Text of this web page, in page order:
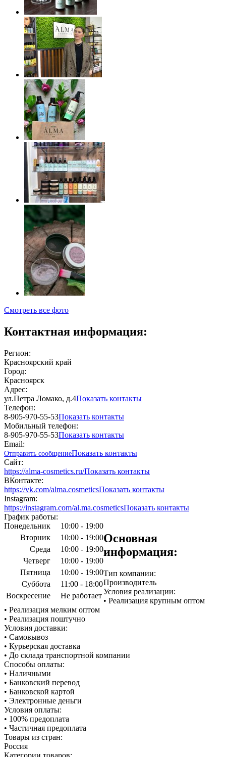
Смотреть все фото
Контактная информация:
Регион:
Красноярский край
Город:
Красноярск
Адрес:
ул.Петра Ломако, д.4Показать контакты
Телефон:
8-905-970-55-53Показать контакты
Мобильный телефон:
8-905-970-55-53Показать контакты
Email:
Отправить сообщениеПоказать контакты
Сайт:
https://alma-cosmetics.ru/Показать контакты
ВКонтакте:
https://vk.com/alma.cosmeticsПоказать контакты
Instagram:
https://instagram.com/al.ma.cosmeticsПоказать контакты
График работы:
Понедельник
10:00 - 19:00
Вторник
10:00 - 19:00
Среда
10:00 - 19:00
Четверг
10:00 - 19:00
Пятница
10:00 - 19:00
Суббота
11:00 - 18:00
Воскресение
Не работает
Основная
информация:
Тип компании:
Производитель
Условия реализации:
• Реализация крупным оптом
• Реализация мелким оптом
• Реализация поштучно
Условия доставки:
• Самовывоз
• Курьерская доставка
• До склада транспортной компании
Способы оплаты:
• Наличными
• Банковский перевод
• Банковской картой
• Электронные деньги
Условия оплаты:
• 100% предоплата
• Частичная предоплата
Товары из стран:
Россия
Категории товаров: